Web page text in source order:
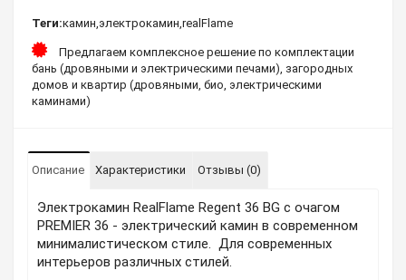
Теги:камин,электрокамин,realFlame
Предлагаем комплексное решение по комплектации
бань (дровяными и электрическими печами), загородных
домов и квартир (дровяными, био, электрическими
каминами)
Описание Характеристики Отзывы (0)
Электрокамин RealFlame Regent 36 BG с очагом
PREMIER 36 - электрический камин в современном
минималистическом стиле. Для современных
интерьеров различных стилей.